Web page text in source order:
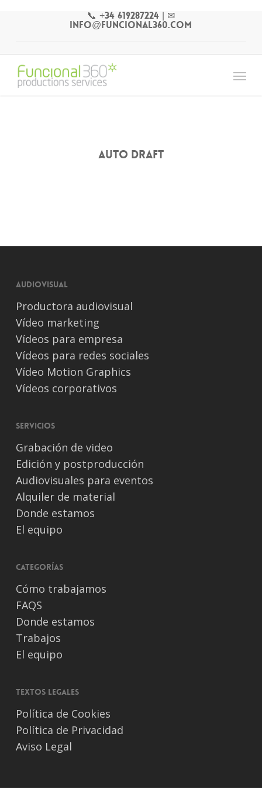
content
📞 +34 619287224| ✉
info@funcional360.com
Menu
Auto Draft
Audiovisual
Productora audiovisual
Vídeo marketing
Vídeos para empresa
Vídeos para redes sociales
Vídeo Motion Graphics
Vídeos corporativos
Servicios
Grabación de video
Edición y postproducción
Audiovisuales para eventos
Alquiler de material
Donde estamos
El equipo
Categorías
Cómo trabajamos
FAQS
Donde estamos
Trabajos
El equipo
Textos legales
Política de Cookies
Política de Privacidad
Aviso Legal